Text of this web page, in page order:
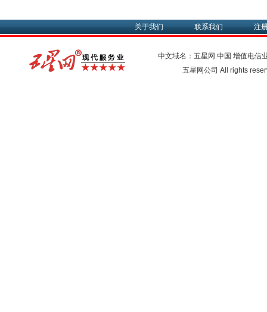
关于我们 联系我们 注
中文域名：五星网.中国 增值电信
五星网公司 All rights